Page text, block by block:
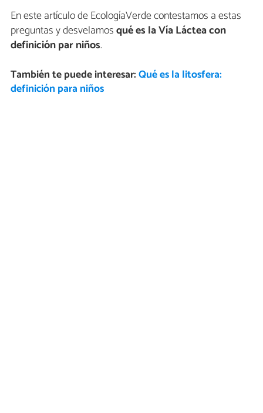
En este artículo de EcologíaVerde contestamos a estas
preguntas y desvelamosqué es la Vía Láctea con
definición par niños.
También te puede interesar:Qué es la litosfera:
definición para niños